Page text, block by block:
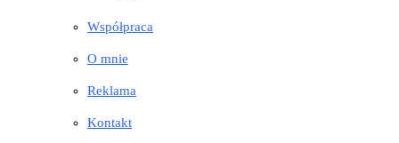
Współpraca
O mnie
Reklama
Kontakt